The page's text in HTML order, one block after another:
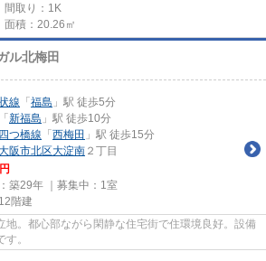
間取り：1K
面積：20.26㎡
ル北梅田
線 「 福島 」駅 徒歩5分
「 新福島 」駅 徒歩10分
つ橋線 「 西梅田 」駅 徒歩15分
阪市北区大淀南 ２丁目
築29年 ｜募集中： 1室
階建
地。都心部ながら閑静な住宅街で住環境良好。設備
。